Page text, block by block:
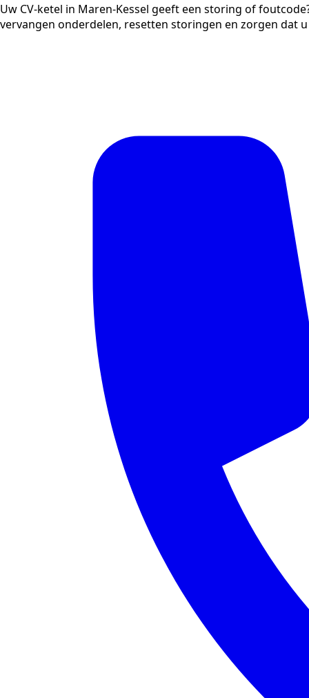
Uw CV-ketel in Maren-Kessel geeft een storing of
vervangen onderdelen, resetten storingen en zorgen dat